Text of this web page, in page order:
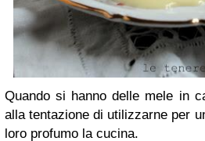
Quando si hanno delle mele in
alla tentazione di utilizzarne per
loro profumo la cucina.